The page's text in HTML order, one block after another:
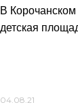
В
детская
04.08.21